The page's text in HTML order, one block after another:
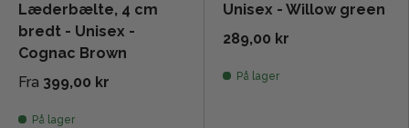
Læderbælte, 4 cm
bredt - Unisex -
Cognac Brown
Fra 399,00 kr
På lager
Unisex - Willow green
289,00 kr
På lager